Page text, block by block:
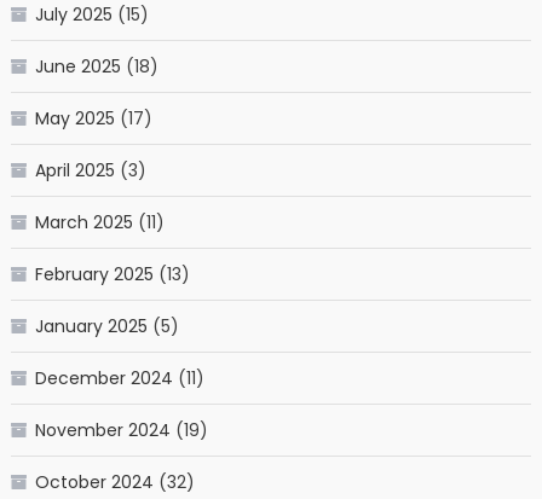
July 2025 (15)
June 2025 (18)
May 2025 (17)
April 2025 (3)
March 2025 (11)
February 2025 (13)
January 2025 (5)
December 2024 (11)
November 2024 (19)
October 2024 (32)